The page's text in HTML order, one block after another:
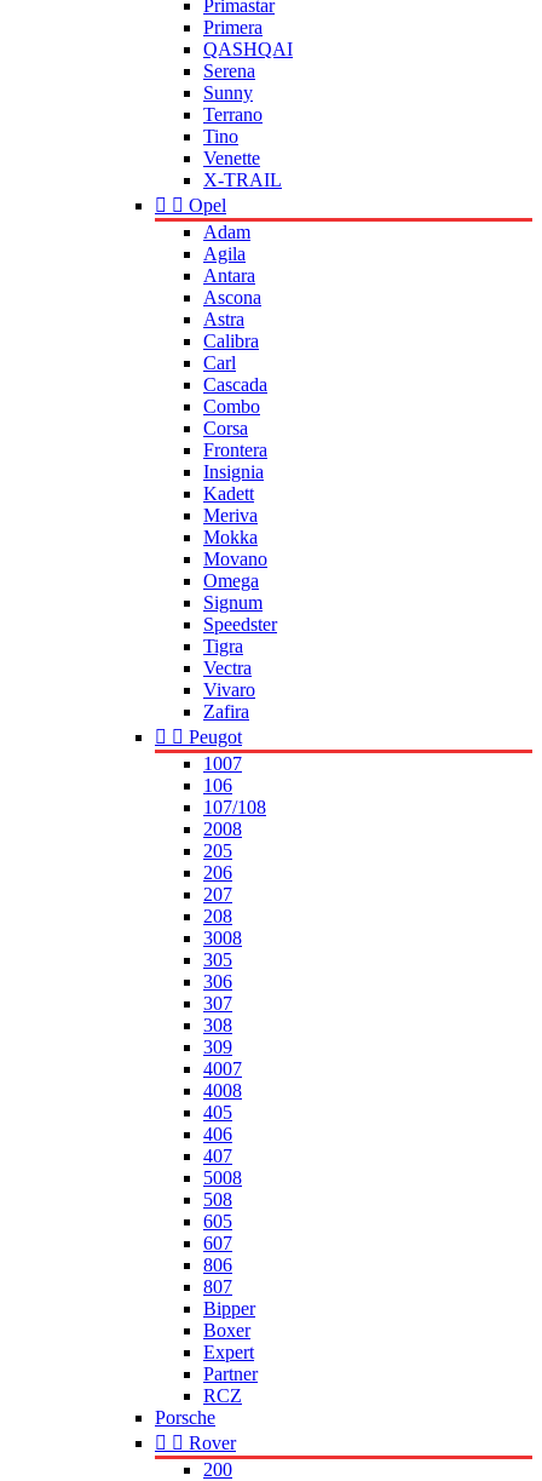
Primastar
Primera
QASHQAI
Serena
Sunny
Terrano
Tino
Venette
X-TRAIL
  Opel
Adam
Agila
Antara
Ascona
Astra
Calibra
Carl
Cascada
Combo
Corsa
Frontera
Insignia
Kadett
Meriva
Mokka
Movano
Omega
Signum
Speedster
Tigra
Vectra
Vivaro
Zafira
  Peugot
1007
106
107/108
2008
205
206
207
208
3008
305
306
307
308
309
4007
4008
405
406
407
5008
508
605
607
806
807
Bipper
Boxer
Expert
Partner
RCZ
Porsche
  Rover
200